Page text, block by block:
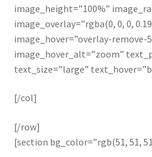
image_height=”100%”
image_overlay=”rgba(0, 0, 0,
image_hover=”overlay-remove-
image_hover_alt=”zoom”
text_size=”large”
[/col]
[/row]
[section bg_color=”rgb(51, 51,